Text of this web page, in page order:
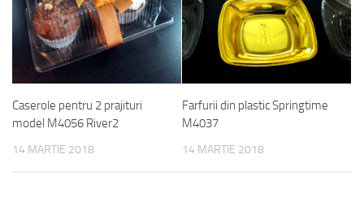
Caserole pentru 2 prajituri
model M4056 River2
14 MARTIE 2018
Farfurii din plastic Springtime
M4037
14 MARTIE 2018